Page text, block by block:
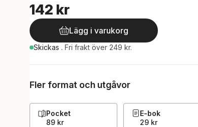
142 kr
Lägg i varukorg
Skickas . Fri frakt över 249 kr.
Fler format och utgåvor
Pocket
89 kr
E-bok
29 kr